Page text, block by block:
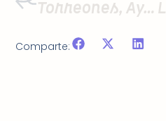
Torreones, Aysén
Comparte: